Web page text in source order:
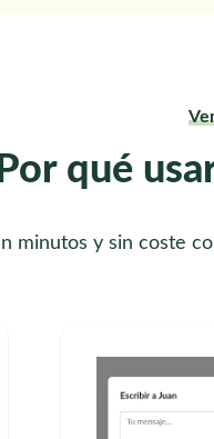
qué
minutos y sin coste